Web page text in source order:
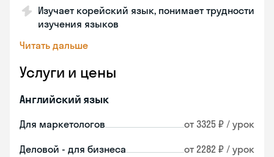
Изучает корейский язык, понимает трудности
изучения языков
Читать дальше
Услуги и цены
Английский язык
Для маркетологов от 3325 ₽ / урок
Деловой - для бизнеса от 2282 ₽ / урок